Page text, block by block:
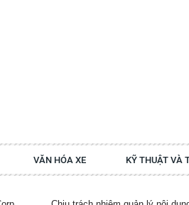
VĂN HÓA XE KỸ THUẬT VÀ